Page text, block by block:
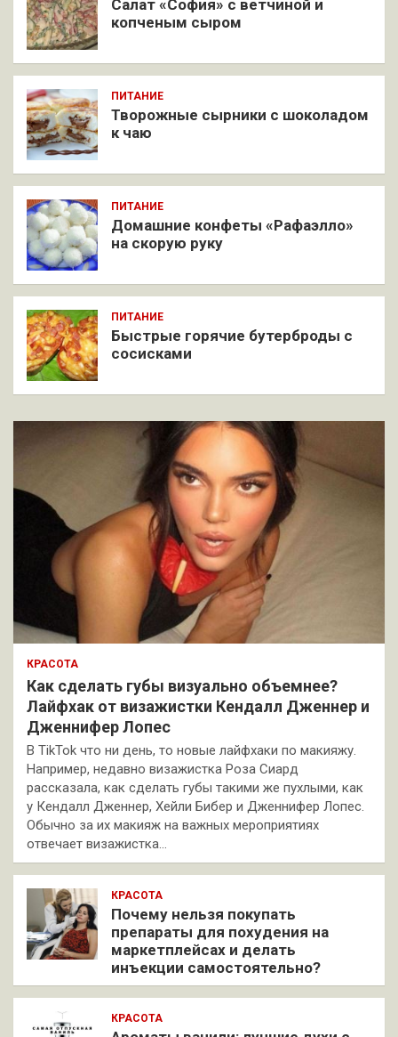
Салат «София» с ветчиной и
копченым сыром
ПИТАНИЕ
Творожные сырники с шоколадом
к чаю
ПИТАНИЕ
Домашние конфеты «Рафаэлло»
на скорую руку
ПИТАНИЕ
Быстрые горячие бутерброды с
сосисками
КРАСОТА
Как сделать губы визуально объемнее?
Лайфхак от визажистки Кендалл Дженнер и
Дженнифер Лопес
В TikTok что ни день, то новые лайфхаки по макияжу.
Например, недавно визажистка Роза Сиард
рассказала, как сделать губы такими же пухлыми, как
у Кендалл Дженнер, Хейли Бибер и Дженнифер Лопес.
Обычно за их макияж на важных мероприятиях
отвечает визажистка…
КРАСОТА
Почему нельзя покупать
препараты для похудения на
маркетплейсах и делать
инъекции самостоятельно?
КРАСОТА